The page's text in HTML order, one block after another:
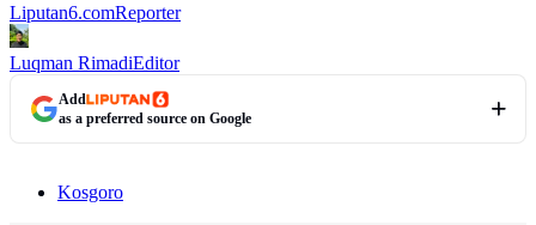
Liputan6.comReporter
Luqman RimadiEditor
Add
as a preferred source on Google
Kosgoro